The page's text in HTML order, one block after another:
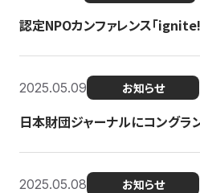
認定NPOカンファレンス「
2025.05.09 お知らせ
日本財団ジャーナルにコングラ
2025.05.08 お知らせ